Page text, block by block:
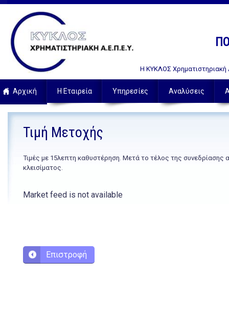
Η ΚΥΚΛΟΣ Χρηματιστηριακή
Αρχική Η Εταιρεία Υπηρεσίες Αναλύσεις
Τιμή Μετοχής
Τιμές με 15λεπτη καθυστέρηση. Μετά το τέλος της συνεδρίασης
κλεισίματος.
Market feed is not available
Επιστροφή